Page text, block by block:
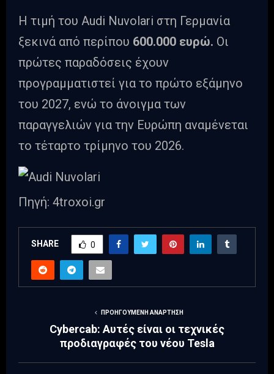
H τιμή του Audi Nuvolari στη Γερμανία
ξεκινά από περίπου 600.000 ευρώ. Οι
πρώτες παραδόσεις έχουν
προγραμματιστεί για το πρώτο εξάμηνο
του 2027, ενώ το άνοιγμα των
παραγγελιών για την Ευρώπη αναμένεται
το τέταρτο τρίμηνο του 2026.
Πηγή: 4troxoi.gr
SHARE 0
ΠΡΟΗΓΟΎΜΕΝΗ ΑΝΆΡΤΗΣΗ
Cybercab: Αυτές είναι οι τεχνικές
προδιαγραφές του νέου Tesla